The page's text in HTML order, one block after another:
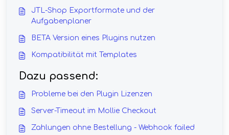
JTL-Shop Exportformate und der
Aufgabenplaner
BETA Version eines Plugins nutzen
Kompatibilität mit Templates
Dazu passend:
Probleme bei den Plugin Lizenzen
Server-Timeout im Mollie Checkout
Zahlungen ohne Bestellung - Webhook failed